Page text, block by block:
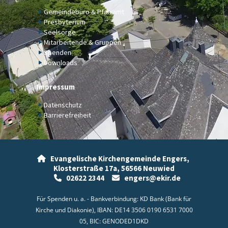
Gemeindebüro & Pfarramt
Presbyterium
Seelsorge
Mitarbeitende & Gruppen
Spenden
Downloads
Impressum
Datenschutz
Barrierefreiheit

Evangelische Kirchengemeinde Engers,
Klosterstraße 17a, 56566 Neuwied
02622 2344 engers@ekir.de
Für Spenden u. a. - Bankverbindung: KD Bank (Bank für
Kirche und Diakonie), IBAN: DE14 3506 0190 6531 7000
05, BIC: GENODED1DKD